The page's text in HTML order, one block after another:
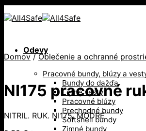
Odevy
Pracovné bundy, blúzy a
Bundy do dažďa
Letné vesty
Pracovné blúzy
Prechodné bundy
Softshell bundy
Zimné bundy
Domov / Oblečenie a ochranné
NI175 pracovné
NITRIL. RUK. NI175, MODRÉ